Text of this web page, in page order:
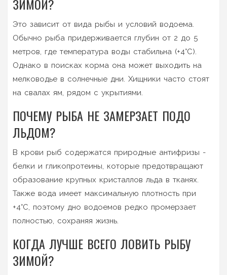
ЗИМОЙ?
Это зависит от вида рыбы и условий водоема.
Обычно рыба придерживается глубин от 2 до 5
метров, где температура воды стабильна (+4°C).
Однако в поисках корма она может выходить на
мелководье в солнечные дни. Хищники часто стоят
на свалах ям, рядом с укрытиями.
ПОЧЕМУ РЫБА НЕ ЗАМЕРЗАЕТ ПОДО
ЛЬДОМ?
В крови рыб содержатся природные антифризы -
белки и гликопротеины, которые предотвращают
образование крупных кристаллов льда в тканях.
Также вода имеет максимальную плотность при
+4°C, поэтому дно водоемов редко промерзает
полностью, сохраняя жизнь.
КОГДА ЛУЧШЕ ВСЕГО ЛОВИТЬ РЫБУ
ЗИМОЙ?